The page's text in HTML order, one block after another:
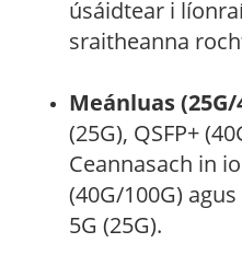
úsáidtear i
sraitheanna
Meánluas (25G/
(25G), QSFP+
Ceannasach in
(40G/100G)
5G (25G).